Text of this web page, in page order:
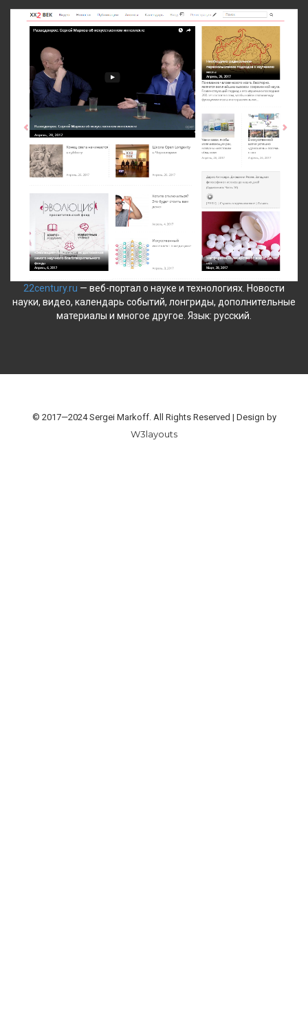
22century.ru — веб-портал о науке и технологиях. Новости
науки, видео, календарь событий, лонгриды, дополнительные
материалы и многое другое. Язык: русский.
© 2017—2024 Sergei Markoff. All Rights Reserved | Design by
W3layouts